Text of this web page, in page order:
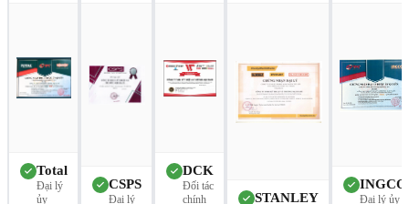
Total
Đại lý
ủy
CSPS
Đại lý
DCK
Đối tác
chính
STANLEY
INGCO
Đại lý ủy